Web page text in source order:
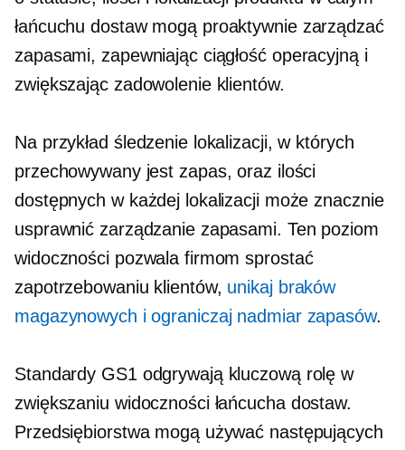
łańcuchu dostaw mogą proaktywnie zarządzać
zapasami, zapewniając ciągłość operacyjną i
zwiększając zadowolenie klientów.
Na przykład śledzenie lokalizacji, w których
przechowywany jest zapas, oraz ilości
dostępnych w każdej lokalizacji może znacznie
usprawnić zarządzanie zapasami. Ten poziom
widoczności pozwala firmom sprostać
zapotrzebowaniu klientów, unikaj braków
magazynowych i ograniczaj nadmiar zapasów.
Standardy GS1 odgrywają kluczową rolę w
zwiększaniu widoczności łańcucha dostaw.
Przedsiębiorstwa mogą używać następujących